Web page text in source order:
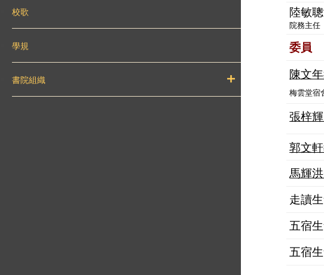
校歌
學規
書院組織
陸敏
院務主任
委員
陳文
梅雲堂宿
張梓
郭文
馬輝
走讀
五宿
五宿